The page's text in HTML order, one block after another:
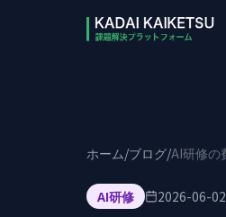
ホーム/ブログ/
AI研修 2026-06-02